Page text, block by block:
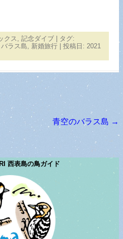
クス 記念ダイブ | タグ:
バラス島 新婚旅行 | 投稿日: 2021
青空のバラス島 →
西表島の鳥ガイド